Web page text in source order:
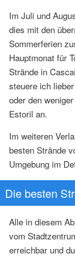
Im Juli und
dies mit den
Sommerferien
Hauptmonat für
Strände in
steuere ich
oder den
Estoril an.
Im weiteren
besten Strände
Umgebung im
Die besten
Alle in diesem
vom
erreichbar und